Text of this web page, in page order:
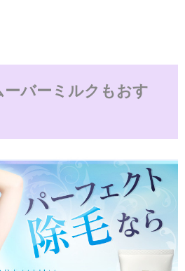
バーミルクもおす